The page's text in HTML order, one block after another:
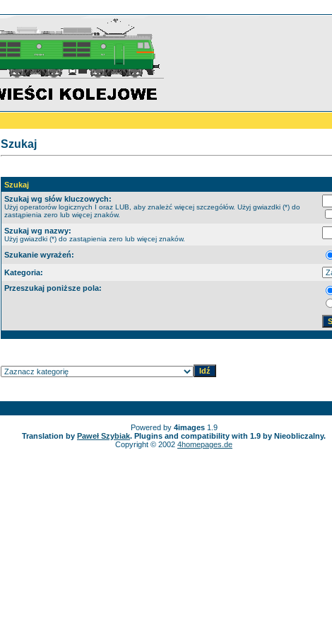
Szukaj
Szukaj
Szukaj wg słów kluczowych:
Użyj operatorów logicznych I oraz LUB, aby znależć więcej szczegółów. Użyj gwiazdki (*) do
zastąpienia zero lub więcej znaków.
Szukaj wg nazwy:
Użyj gwiazdki (*) do zastąpienia zero lub więcej znaków.
Szukanie wyrażeń:
Kategoria:
Przeszukaj poniższe pola:
Powered by 4images1.9
Translation by Paweł Szybiak. Plugins and compatibility with 1.9 by Nieobliczalny.
Copyright © 2002 4homepages.de